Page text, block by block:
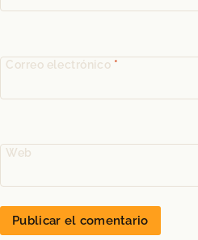
Correo electrónico *
Web